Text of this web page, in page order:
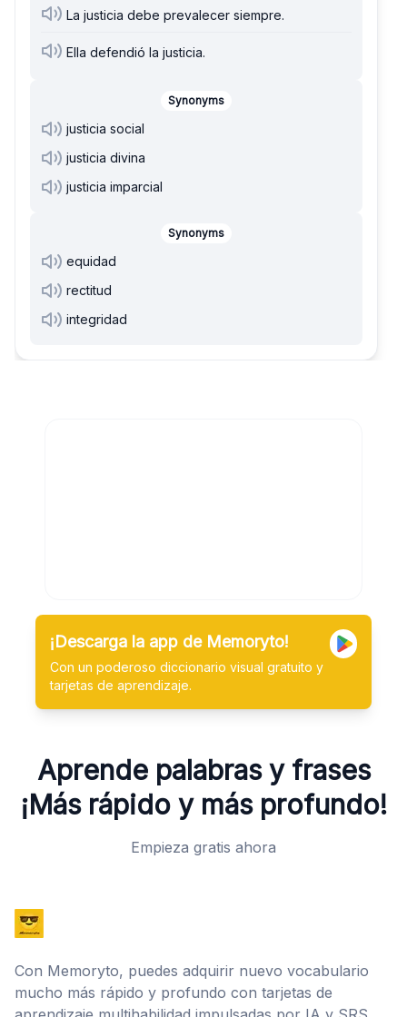
La justicia debe prevalecer siempre.
Ella defendió la justicia.
Synonyms
justicia social
justicia divina
justicia imparcial
Synonyms
equidad
rectitud
integridad
¡Descarga la app de Memoryto!
Con un poderoso diccionario visual gratuito y
tarjetas de aprendizaje.
Aprende palabras y frases
¡Más rápido y más profundo!
Empieza gratis ahora
Con Memoryto, puedes adquirir nuevo vocabulario
mucho más rápido y profundo con tarjetas de